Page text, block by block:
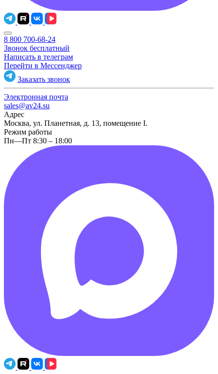
8 800 700-68-24
Звонок бесплатный
Написать в телеграм
Перейти в Мессенджер
Заказать звонок
Электронная почта
sales@av24.su
Адрес
Москва, ул. Планетная, д. 13, помещение I.
Режим работы
Пн—Пт 8:30 – 18:00